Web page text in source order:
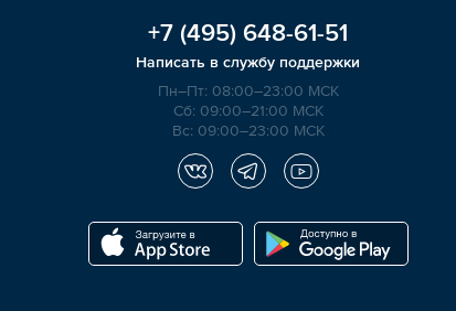
+7 (495) 648-61-51
Написать в службу поддержки
Пн–Пт: 08:00–23:00 МСК
Сб: 09:00–21:00 МСК
Вс: 09:00–23:00 МСК